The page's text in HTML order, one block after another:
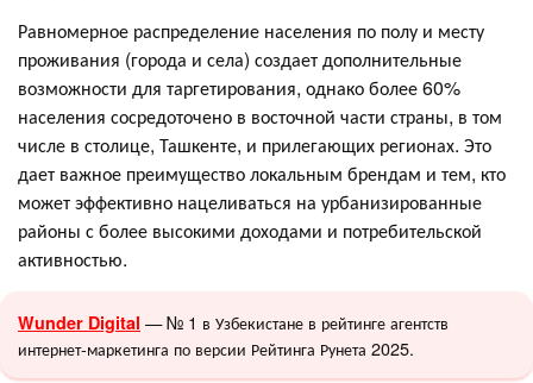
Равномерное распределение населения по полу и месту
проживания (города и села) создает дополнительные
возможности для таргетирования, однако более 60%
населения сосредоточено в восточной части страны, в том
числе в столице, Ташкенте, и прилегающих регионах. Это
дает важное преимущество локальным брендам и тем, кто
может эффективно нацеливаться на урбанизированные
районы с более высокими доходами и потребительской
активностью.
Wunder Digital — № 1 в Узбекистане в рейтинге агентств
интернет-маркетинга по версии Рейтинга Рунета 2025.